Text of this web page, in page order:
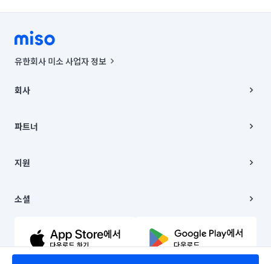
유한회사 미소 사업자 정보
00019 |
주소 | 본사: 서울특별시 종로구 율곡로 6(중학동, 트윈트리빌딩) B동 5층
컨택센터 : 서울특별시 종로구 수송동 율곡로 24, 7층, 8층 미소
상품, 상품정보, 거래에 관한 의무와 책임은 거래당사자에게 있습니다.
언론 보도 관련 문의:
© 유한회사 미소. Miso, Inc. All Rights Reserved.
회사
채용
파트너
이사
지원
이용약관
문의하기
소셜
유튜브